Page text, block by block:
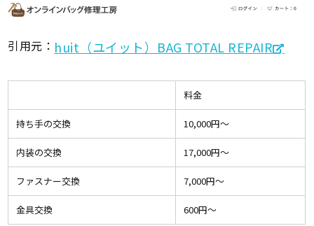
引用元： huit（ユイット）BAG TOTAL REPAIR
料金
持ち手の交換 10,000円〜
内装の交換 17,000円〜
ファスナー交換 7,000円〜
金具交換 600円〜